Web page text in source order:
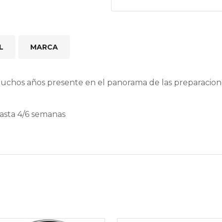
MARCA
años presente en el panorama de las
4/6 semanas